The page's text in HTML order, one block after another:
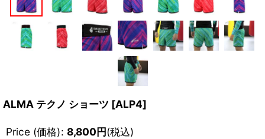
ALMA テクノ ショーツ [ALP4]
Price (価格): 8,800円(税込)